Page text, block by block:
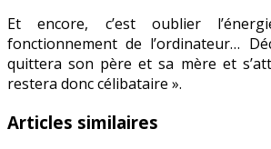
Et encore, c’est oublier
fonctionnement de l’ordinateur…
quittera son père et sa mère et
restera donc célibataire ».
Articles similaires